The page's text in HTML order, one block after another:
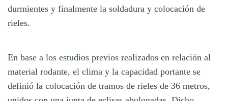
durmientes y finalmente la soldadura y colocación de
rieles.
En base a los estudios previos realizados en relación al
material rodante, el clima y la capacidad portante se
definió la colocación de tramos de rieles de 36 metros,